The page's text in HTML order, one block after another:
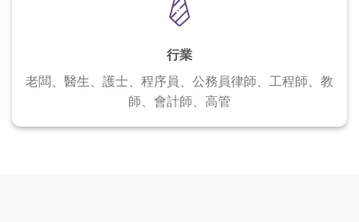
行業
老闆、醫生、護士、程序員、公務員律師、工程師、教
師、會計師、高管